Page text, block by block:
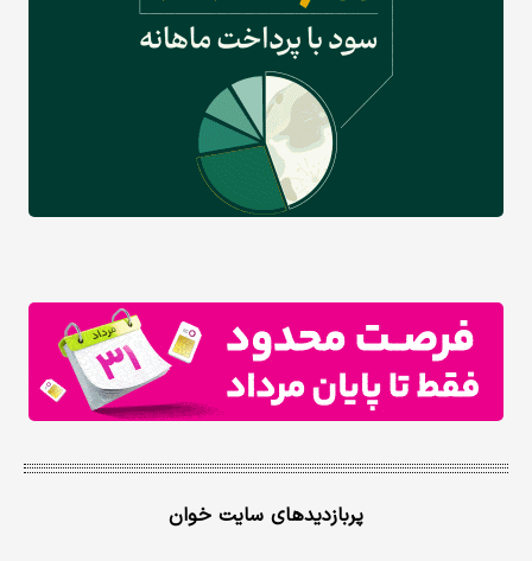
پربازدیدهای سایت خوان